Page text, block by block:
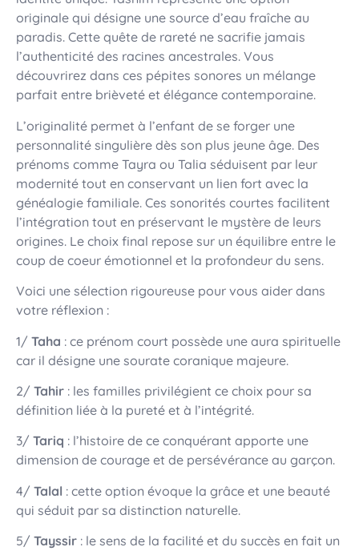
originale qui désigne une source d’eau fraîche au
paradis. Cette quête de rareté ne sacrifie jamais
l’authenticité des racines ancestrales. Vous
découvrirez dans ces pépites sonores un mélange
parfait entre brièveté et élégance contemporaine.
L’originalité permet à l’enfant de se forger une
personnalité singulière dès son plus jeune âge. Des
prénoms comme Tayra ou Talia séduisent par leur
modernité tout en conservant un lien fort avec la
généalogie familiale. Ces sonorités courtes facilitent
l’intégration tout en préservant le mystère de leurs
origines. Le choix final repose sur un équilibre entre le
coup de coeur émotionnel et la profondeur du sens.
Voici une sélection rigoureuse pour vous aider dans
votre réflexion :
1/ Taha : ce prénom court possède une aura spirituelle
car il désigne une sourate coranique majeure.
2/ Tahir : les familles privilégient ce choix pour sa
définition liée à la pureté et à l’intégrité.
3/ Tariq : l’histoire de ce conquérant apporte une
dimension de courage et de persévérance au garçon.
4/ Talal : cette option évoque la grâce et une beauté
qui séduit par sa distinction naturelle.
5/ Tayssir : le sens de la facilité et du succès en fait un